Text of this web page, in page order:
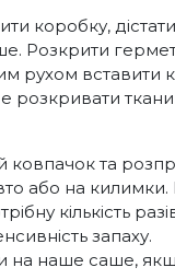
коробку, дістати
Розкрити
рухом вставити
розкривати
ковпачок та
або на килимки.
кількість
запаху.
на наше саше,